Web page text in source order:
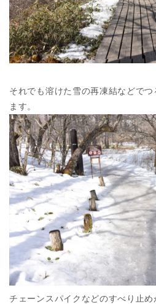
それでも溶けた雪の再凍結などで
ます。
チェーンスパイクなどのすべり止